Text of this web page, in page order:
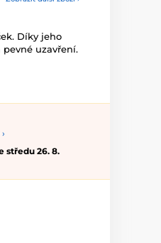
Díky jeho
uzavření.
středu 26. 8.